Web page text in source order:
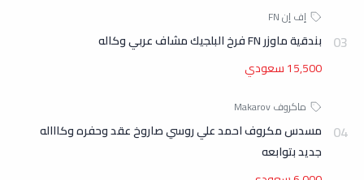
بندقية ماوزر FN فرخ البلجيك مشاف عربي وكاله
15,500 سعودي
مسدس مكروف احمد علي روسي صاروخ عقد وحفره وكاااله
جديد بتوابعه